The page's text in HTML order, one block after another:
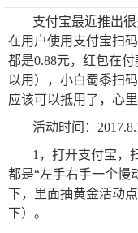
支付宝最近推出
在用户使用支付宝扫
都是0.88元，红包在
以用），小白蜀黍扫
应该可以抵用了，心
活动时间：
1，打开支付宝，
都是“左手右手一个慢
下，里面抽黄金活动
下）。